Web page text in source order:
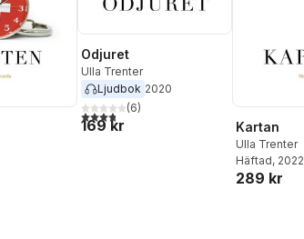
Odjuret
Ulla Trenter
Ljudbok 2020
3,8utav 5 stjärnor. Totalt antal röster:
(6)
169 kr Kartan
Ulla Trenter
Häftad, 2022
289 kr